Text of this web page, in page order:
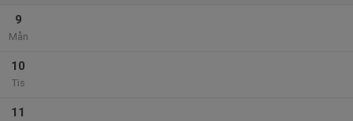
9
Mån
10
Tis
11